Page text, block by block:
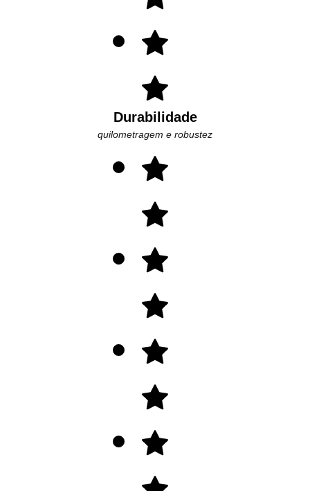
Durabilidade
quilometragem e robustez